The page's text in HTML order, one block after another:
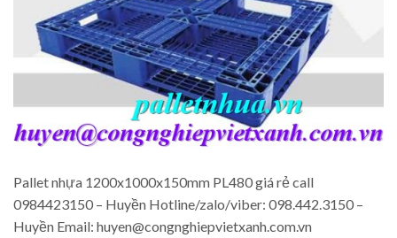
Pallet nhựa 1200x1000x150mm PL480 giá rẻ call
0984423150 – Huyền Hotline/zalo/viber: 098.442.3150 –
Huyền Email: huyen@congnghiepvietxanh.com.vn